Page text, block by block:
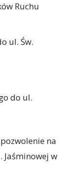
Ruchu
ul. Św.
do ul.
na
w